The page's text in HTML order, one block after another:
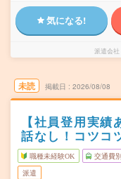
気になる!
派遣会社
未読 掲載日 2026/08/08
【社員登用実
話なし！コツコ
職種未経験OK 交通費
派遣